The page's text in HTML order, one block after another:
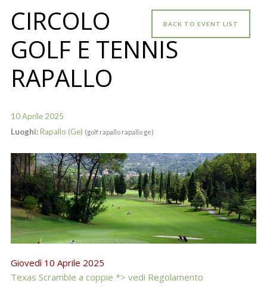
BACK TO EVENT LIST
CIRCOLO
GOLF E TENNIS
RAPALLO
10 Aprile 2025
Luoghi:Rapallo (Ge) (golf rapallo rapallo ge)
Giovedì 10 Aprile 2025
Texas Scramble a coppie *> vedi Regolamento